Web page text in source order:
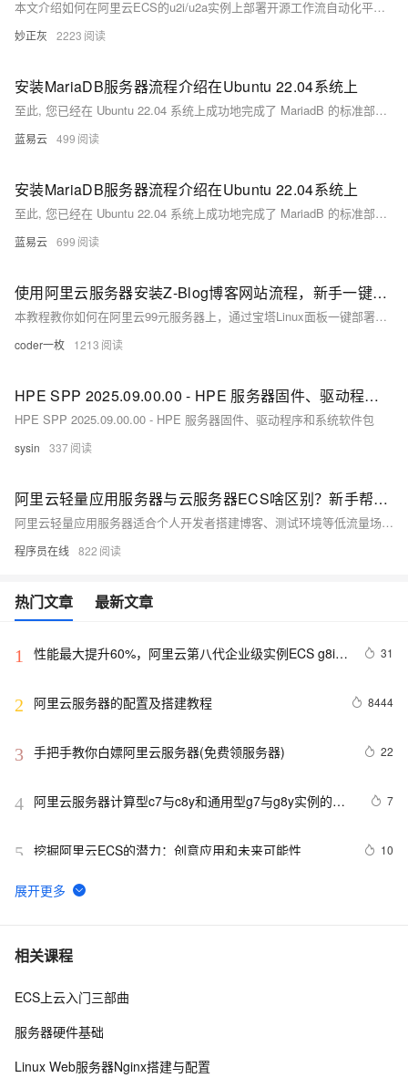
本文介绍如何在阿里云ECS的u2i/u2a实例上部署开源工作流自动化平台n8n，利用Docker快速搭建并配置定时任务，实现如每日抓取MuleRun新AI Agent并推送通知等自动化流程。内容涵盖环境准备、安全组设置、实战案例与优化建议，助力高效构建低维护成本的自动化系统。
妙正灰 2223
安装MariaDB服务器流程介绍在Ubuntu 22.04系统上
至此, 您已经在 Ubuntu 22.04 系统上成功地完成了 MariadB 的标准部署流程，并且对其进行基础但重要地初步配置加固工作。通过以上简洁明快且实用性强大地操作流程, 您现在拥有一个待定制与使用地强大 SQL 数据库管理系统。
蓝易云 499
安装MariaDB服务器流程介绍在Ubuntu 22.04系统上
至此, 您已经在 Ubuntu 22.04 系统上成功地完成了 MariadB 的标准部署流程，并且对其进行基础但重要地初步配置加固工作。通过以上简洁明快且实用性强大地操作流程, 您现在拥有一个待定制与使用地强大 SQL 数据库管理系统。
蓝易云 699
使用阿里云服务器安装Z-Blog博客网站流程，新手一键部署教程
本教程教你如何在阿里云99元服务器上，通过宝塔Linux面板一键部署Z-Blog博客。基于CentOS 7.9系统，从远程连接、安装宝塔面板、开放端口到部署Z-Blog全流程详解，操作简单，新手也能轻松搭建个人博客网站。
coder一枚 1213
HPE SPP 2025.09.00.00 - HPE 服务器固件、驱动程序和系统软件包 （Released Oct 2025）
HPE SPP 2025.09.00.00 - HPE 服务器固件、驱动程序和系统软件包
sysin 337
阿里云轻量应用服务器与云服务器ECS啥区别？新手帮助教程
阿里云轻量应用服务器适合个人开发者搭建博客、测试环境等低流量场景，操作简单、成本低；ECS适用于企业级高负载业务，功能强大、灵活可扩展。二者在性能、网络、镜像及运维管理上差异显著，用户应根据实际需求选择。
程序员在线 822
热门文章 最新文章
1
性能最大提升60%，阿里云第八代企业级实例ECS g8i正
31
2 阿里云服务器的配置及搭建教程 8444
3 手把手教你白嫖阿里云服务器(免费领服务器) 22
4 阿里云服务器计算型c7与c8y和通用型g7与g8y实例的区
7
5 挖掘阿里云ECS的潜力：创意应用和未来可能性 10
6 阿里云2核4G配置服务器可选实例及收费价格参考
7 卖爆了！阿里云99元服务器新老用户同享，续费不涨
8 百度搜索：蓝易云 ，Linux Debian11服务器安装SSH，
相关课程
ECS上云入门三部曲
服务器硬件基础
Linux Web服务器Nginx搭建与配置